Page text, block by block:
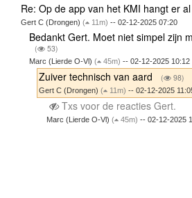
Re: Op de app van het KMI hangt er
Gert C (Drongen) ( 11m) -- 02-12-2025 07:20
Bedankt Gert. Moet niet simpel zijn
( 53)
Marc (Lierde O-Vl)( 45m) -- 02-12-2025 10:12
Zuiver technisch van aard ( 98)
Gert C (Drongen) ( 11m) -- 02-12-2025
Txs voor de reacties Gert.
Marc (Lierde O-Vl)( 45m) -- 02-12-2025